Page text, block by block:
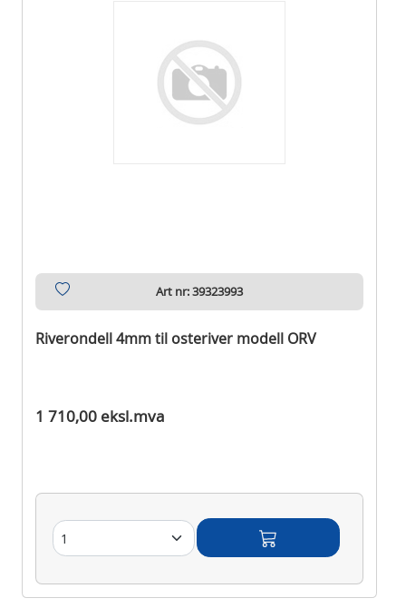
Art nr: 39323993
Riverondell 4mm til osteriver modell ORV
1 710,00 eksl.mva